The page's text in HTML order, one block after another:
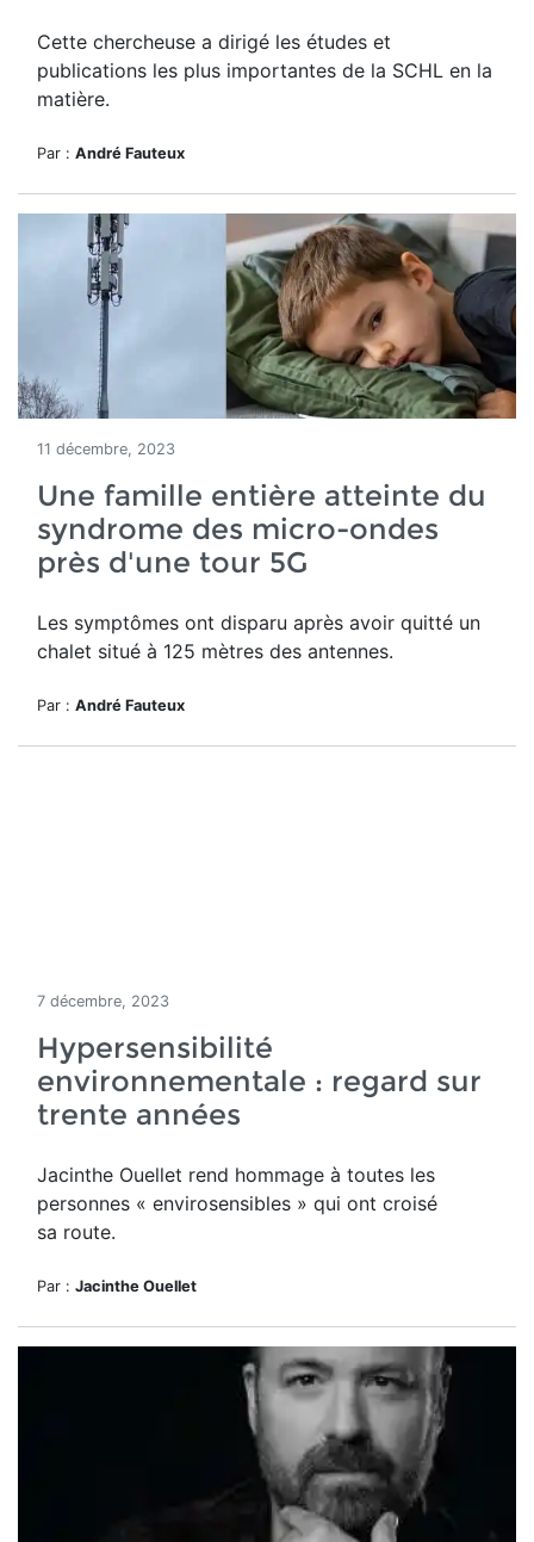
Cette chercheuse a dirigé les études et
publications les plus importantes de la SCHL en la
matière.
Par : André Fauteux
11 décembre, 2023
Une famille entière atteinte du
syndrome des micro-ondes
près d'une tour 5G
Les symptômes ont disparu après avoir quitté un
chalet situé à 125 mètres des antennes.
Par : André Fauteux
7 décembre, 2023
Hypersensibilité
environnementale : regard sur
trente années
Jacinthe Ouellet rend hommage à toutes les
personnes « envirosensibles » qui ont croisé
sa route.
Par : Jacinthe Ouellet